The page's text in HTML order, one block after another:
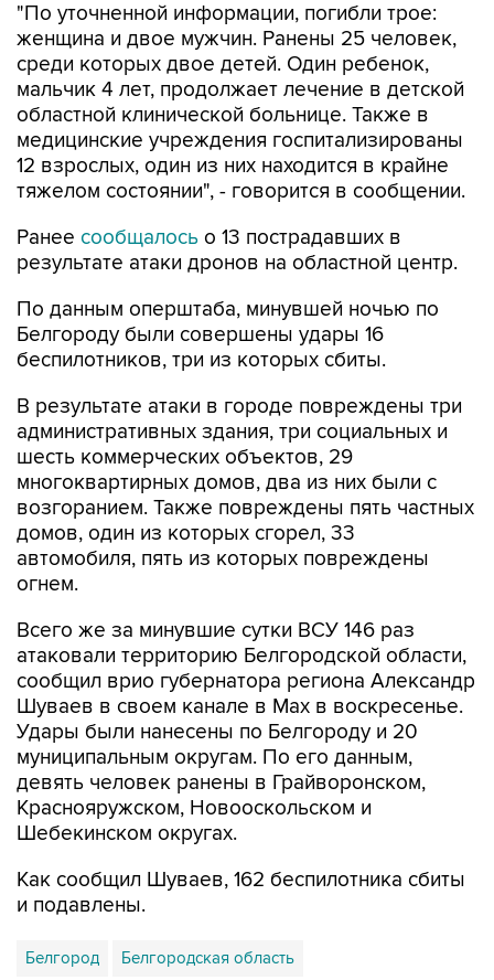
"По уточненной информации, погибли трое:
женщина и двое мужчин. Ранены 25 человек,
среди которых двое детей. Один ребенок,
мальчик 4 лет, продолжает лечение в детской
областной клинической больнице. Также в
медицинские учреждения госпитализированы
12 взрослых, один из них находится в крайне
тяжелом состоянии", - говорится в сообщении.
Ранее сообщалось о 13 пострадавших в
результате атаки дронов на областной центр.
По данным оперштаба, минувшей ночью по
Белгороду были совершены удары 16
беспилотников, три из которых сбиты.
В результате атаки в городе повреждены три
административных здания, три социальных и
шесть коммерческих объектов, 29
многоквартирных домов, два из них были с
возгоранием. Также повреждены пять частных
домов, один из которых сгорел, 33
автомобиля, пять из которых повреждены
огнем.
Всего же за минувшие сутки ВСУ 146 раз
атаковали территорию Белгородской области,
сообщил врио губернатора региона Александр
Шуваев в своем канале в Мах в воскресенье.
Удары были нанесены по Белгороду и 20
муниципальным округам. По его данным,
девять человек ранены в Грайворонском,
Краснояружском, Новооскольском и
Шебекинском округах.
Как сообщил Шуваев, 162 беспилотника сбиты
и подавлены.
Белгород Белгородская область